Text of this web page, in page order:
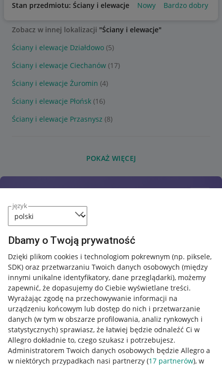
język
Dbamy o Twoją prywatność
Dzięki plikom cookies i technologiom pokrewnym (np. piksele,
SDK) oraz przetwarzaniu Twoich danych osobowych (między
innymi unikalne identyfikatory, dane przeglądarki), możemy
zapewnić, że dopasujemy do Ciebie wyświetlane treści.
Wyrażając zgodę na przechowywanie informacji na
urządzeniu końcowym lub dostęp do nich i przetwarzanie
danych (w tym w obszarze profilowania, analiz rynkowych i
statystycznych) sprawiasz, że łatwiej będzie odnaleźć Ci w
Allegro dokładnie to, czego szukasz i potrzebujesz.
Administratorem Twoich danych osobowych będzie Allegro a
w niektórych przypadkach nasi partnerzy (17 partnerów), w
Stan przedmiotu: Ściany i elewacje Nowy Bardzo dobry
Zobacz w innej lokalizacji "Ściany i elewacje"
Ściany i elewacje Działdowo (5)
Ściany i elewacje Ciechanów (17)
Ściany i elewacje Żuromin (4)
Ściany i elewacje Płońsk (16)
Ściany i elewacje Przasnysz (8)
POKAŻ WIĘCEJ